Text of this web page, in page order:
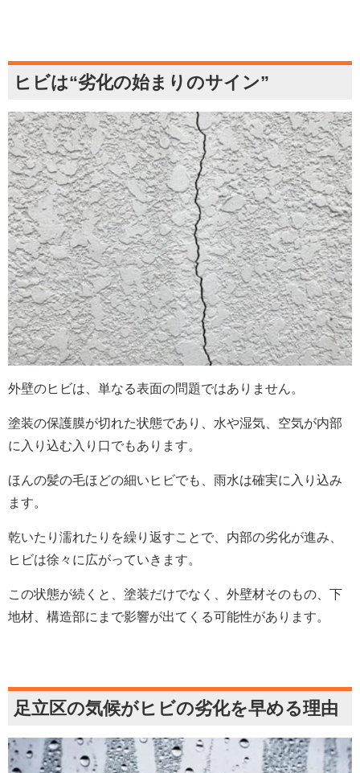
ヒビは“劣化の始まりのサイン”
外壁のヒビは、単なる表面の問題ではありません。
塗装の保護膜が切れた状態であり、水や湿気、空気が内部
に入り込む入り口でもあります。
ほんの髪の毛ほどの細いヒビでも、雨水は確実に入り込み
ます。
乾いたり濡れたりを繰り返すことで、内部の劣化が進み、
ヒビは徐々に広がっていきます。
この状態が続くと、塗装だけでなく、外壁材そのもの、下
地材、構造部にまで影響が出てくる可能性があります。
足立区の気候がヒビの劣化を早める理由